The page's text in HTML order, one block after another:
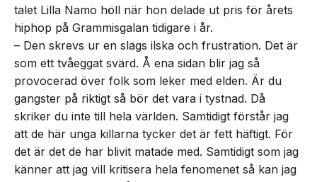
talet Lilla Namo höll när hon delade ut pris för årets
hiphop på Grammisgalan tidigare i år.
– Den skrevs ur en slags ilska och frustration. Det är
som ett tvåeggat svärd. Å ena sidan blir jag så
provocerad över folk som leker med elden. Är du
gangster på riktigt så bör det vara i tystnad. Då
skriker du inte till hela världen. Samtidigt förstår jag
att de här unga killarna tycker det är fett häftigt. För
det är det de har blivit matade med. Samtidigt som jag
känner att jag vill kritisera hela fenomenet så kan jag